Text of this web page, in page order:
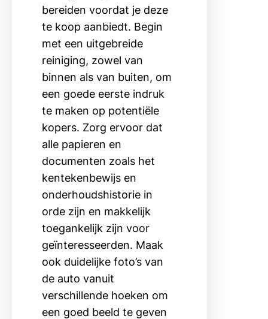
bereiden voordat je deze
te koop aanbiedt. Begin
met een uitgebreide
reiniging, zowel van
binnen als van buiten, om
een goede eerste indruk
te maken op potentiële
kopers. Zorg ervoor dat
alle papieren en
documenten zoals het
kentekenbewijs en
onderhoudshistorie in
orde zijn en makkelijk
toegankelijk zijn voor
geïnteresseerden. Maak
ook duidelijke foto’s van
de auto vanuit
verschillende hoeken om
een goed beeld te geven